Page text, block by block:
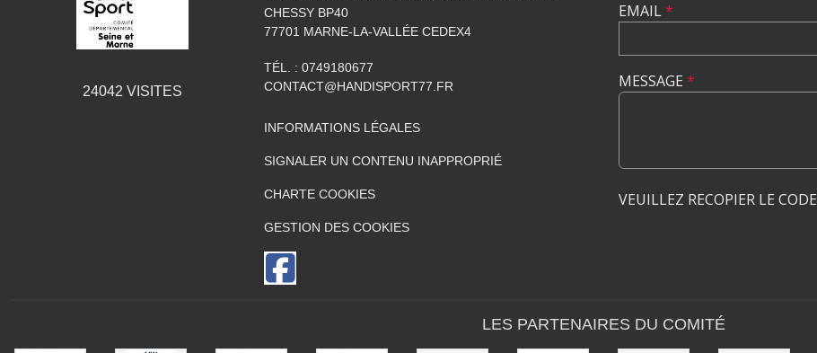
24042 VISITES
CHESSY BP40
77701 MARNE-LA-VALLÉE CEDEX4
TÉL. : 0749180677
CONTACT@HANDISPORT77.FR
INFORMATIONS LÉGALES
SIGNALER UN CONTENU INAPPROPRIÉ
CHARTE COOKIES
GESTION DES COOKIES
EMAIL*
MESSAGE *
VEUILLEZ RECOPIER LE CODE
LES PARTENAIRES DU COMITÉ